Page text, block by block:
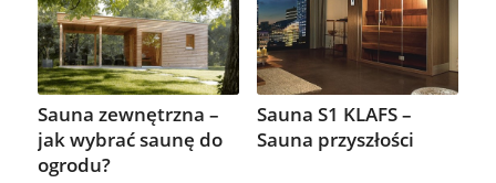
Sauna zewnętrzna –
jak wybrać saunę do
ogrodu?
Sauna S1 KLAFS –
Sauna przyszłości